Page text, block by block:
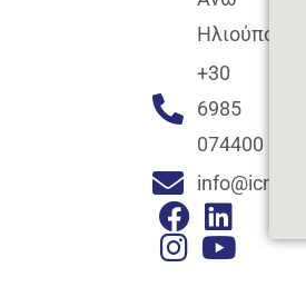
Ηλιούπολη
+30
6985
074400